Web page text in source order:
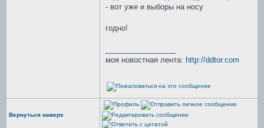
- вот уже и выборы на носу
годно!
моя новостная лента: http://ddtor.com
Вернуться наверх